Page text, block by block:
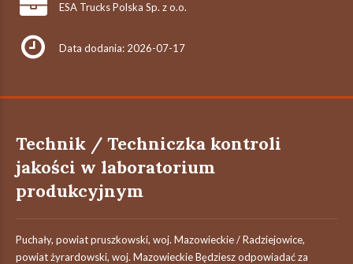
ESA Trucks Polska Sp. z o.o.
Data dodania: 2026-07-17
Technik / Techniczka kontroli
jakości w laboratorium
produkcyjnym
Puchały, powiat pruszkowski, woj. Mazowieckie / Radziejowice,
powiat żyrardowski, woj. Mazowieckie Będziesz odpowiadać za